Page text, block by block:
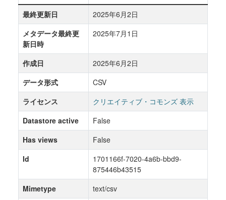
最終更新日
2025年6月2日
メタデータ最終更
新日時
2025年7月1日
作成日
2025年6月2日
データ形式
CSV
ライセンス
クリエイティブ・コモンズ 表示
Datastore active
False
Has views
False
Id
1701166f-7020-4a6b-bbd9-
875446b43515
Mimetype
text/csv